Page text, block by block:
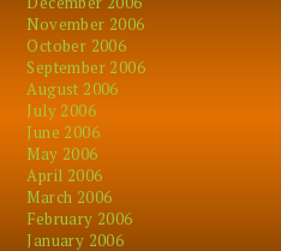
November 2006
October 2006
September 2006
August 2006
July 2006
June 2006
May 2006
April 2006
March 2006
February 2006
January 2006